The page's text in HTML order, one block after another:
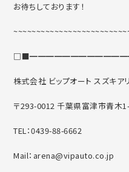
お待ちしております！
株式会社 ビップオート スズキア
〒293-0012 千葉県富津市青木
TEL：0439-88-6662
Mail：arena@vipauto.co.jp